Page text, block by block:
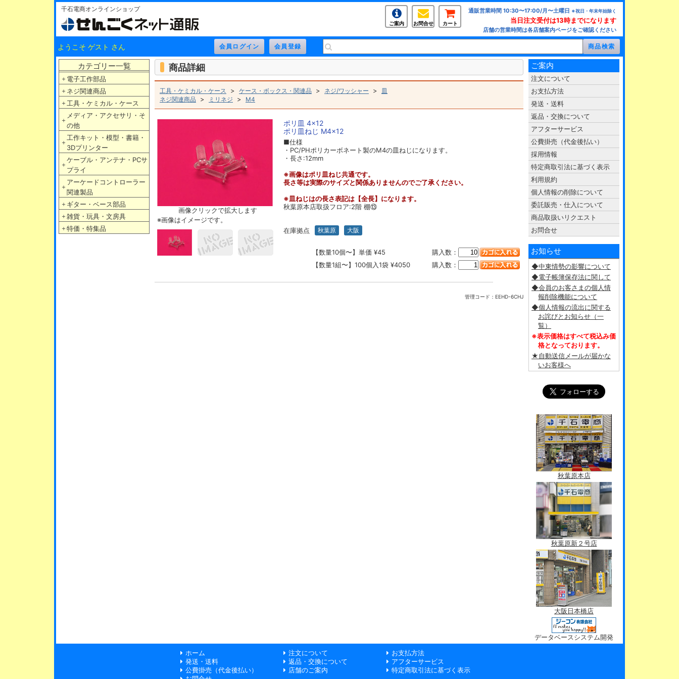
千石電商オンラインショップ
ご案内 お問合せ カート
通販営業時間 10:30〜17:00/月〜土曜日 ※祝日・年末年始除く
当日注文受付は13時までになります
店舗の営業時間は各店舗案内ページをご確認ください
ようこそ ゲスト さん
カテゴリー一覧
＋ 電子工作部品
＋ ネジ関連商品
＋ 工具・ケミカル・ケース
＋
メディア・アクセサリ・そ
の他
＋
工作キット・模型・書籍・
3Dプリンター
＋
ケーブル・アンテナ・PCサ
プライ
＋
アーケードコントローラー
関連製品
＋ ギター・ベース部品
＋ 雑貨・玩具・文房具
＋ 特価・特集品
商品詳細
工具・ケミカル・ケース > ケース・ボックス・関連品 > ネジ/ワッシャー > 皿
ネジ関連商品 > ミリネジ > M4
画像クリックで拡大します
※画像はイメージです。
ポリ皿 4×12
ポリ皿ねじ M4×12
■仕様
・PC/PHポリカーボネート製のM4の皿ねじになります。
・長さ:12mm
※画像はポリ皿ねじ共通です。
長さ等は実際のサイズと関係ありませんのでご了承ください。
※皿ねじはの長さ表記は【全長】になります。
秋葉原本店取扱フロア:2階 棚⑬
在庫拠点 秋葉原 大阪
【数量10個〜】単価 ¥45
購入数：
【数量1組〜】100個入1袋 ¥4050
購入数：
管理コード： EEHD-6CHJ
ご案内
注文について
お支払方法
発送・送料
返品・交換について
アフターサービス
公費掛売（代金後払い）
採用情報
特定商取引法に基づく表示
利用規約
個人情報の削除について
委託販売・仕入について
商品取扱いリクエスト
お問合せ
お知らせ
◆中東情勢の影響について
◆電子帳簿保存法に関して
◆会員のお客さまの個人情
報削除機能について
◆個人情報の流出に関する
お詫びとお知らせ（一
覧）
※表示価格はすべて税込み価
格となっております。
★自動送信メールが届かな
いお客様へ
秋葉原本店
秋葉原新２号店
大阪日本橋店
データベースシステム開発
ホーム
注文について
お支払方法
発送・送料
返品・交換について
アフターサービス
公費掛売（代金後払い）
店舗のご案内
特定商取引法に基づく表示